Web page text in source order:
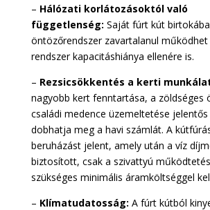
– Hálózati korlátozásoktól való
függetlenség: Saját fúrt kút
öntözőrendszer zavartalanul működhet
rendszer kapacitáshiánya ellenére is.
– Rezsicsökkentés a kerti
nagyobb kert fenntartása, a zöldséges
családi medence üzemeltetése
dobhatja meg a havi számlát. A
beruházást jelent, amely után a víz
biztosított, csak a szivattyú
szükséges minimális áramköltséggel
– Klímatudatosság: A fúrt kútból